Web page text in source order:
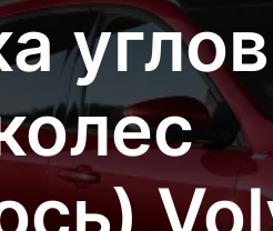
углов